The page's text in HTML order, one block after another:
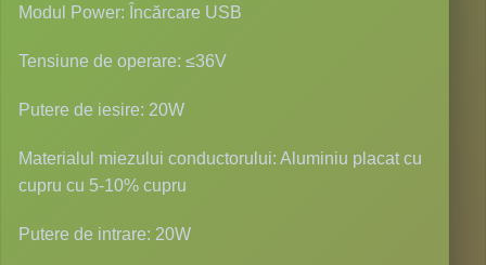
Modul Power: Încărcare USB
Tensiune de operare: ≤36V
Putere de iesire: 20W
Materialul miezului conductorului: Aluminiu placat cu
cupru cu 5-10% cupru
Putere de intrare: 20W